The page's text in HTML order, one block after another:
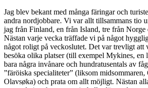
Jag blev bekant med många färingar och
andra nordjobbare. Vi var allt tillsammans tio
jag från Finland, en från Island, tre från Norge
Nästan varje vecka träffade vi på något
något roligt på veckoslutet. Det var trevligt att
besöka olika platser (till exempel Mykines, en
bara några invånare och hundratusentals av
”färöiska specialiteter” (liksom midsommaren,
Olavsøka) och prata om allt möjligt. Nästan